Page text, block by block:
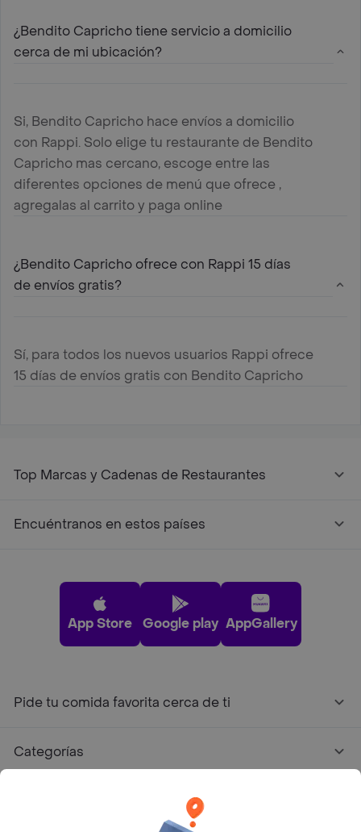
¿Bendito Capricho tiene servicio a domicilio
cerca de mi ubicación?
Si, Bendito Capricho hace envíos a domicilio
con Rappi. Solo elige tu restaurante de Bendito
Capricho mas cercano, escoge entre las
diferentes opciones de menú que ofrece ,
agregalas al carrito y paga online
¿Bendito Capricho ofrece con Rappi 15 días
de envíos gratis?
Sí, para todos los nuevos usuarios Rappi ofrece
15 días de envíos gratis con Bendito Capricho
Top Marcas y Cadenas de Restaurantes
Encuéntranos en estos países
App Store Google play AppGallery
Pide tu comida favorita cerca de ti
Categorías